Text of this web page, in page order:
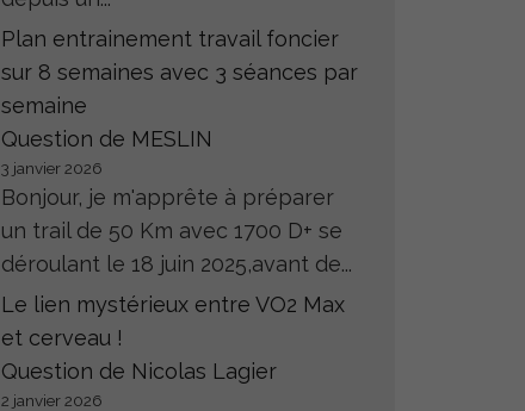
Plan entrainement travail foncier
sur 8 semaines avec 3 séances par
semaine
Question de MESLIN
3 janvier 2026
Bonjour, je m'apprête à préparer
un trail de 50 Km avec 1700 D+ se
déroulant le 18 juin 2025,avant de...
Le lien mystérieux entre VO2 Max
et cerveau !
Question de Nicolas Lagier
2 janvier 2026